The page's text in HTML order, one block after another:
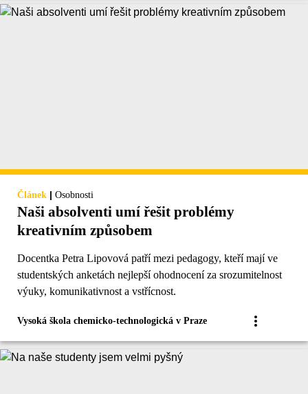
Článek | Osobnosti
Naši absolventi umí řešit problémy
kreativním způsobem
Docentka Petra Lipovová patří mezi pedagogy, kteří mají ve
studentských anketách nejlepší ohodnocení za srozumitelnost
výuky, komunikativnost a vstřícnost.
Vysoká škola chemicko-technologická v Praze